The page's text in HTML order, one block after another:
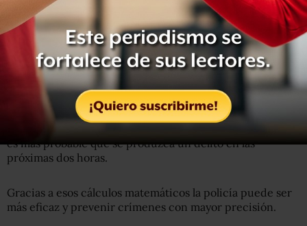
"Los criminales suelen actuar siempre en la misma zona,
conel mismo modus operandi y los mismos
procedimientos. Conocen el comportamiento de las
personas, las horas de cierre de los negocios y cuándo la
gente mayor retira la pensión del banco", le dijo el
inspector al diario nacional
Toda esa información fue introducida en el sistema, que
cada media hora envía información
anunciando dónde
es más probable que se produzca un delito en las
próximas dos horas.
Gracias a esos cálculos matemáticos la policía puede ser
más eficaz y prevenir crímenes con mayor precisión.